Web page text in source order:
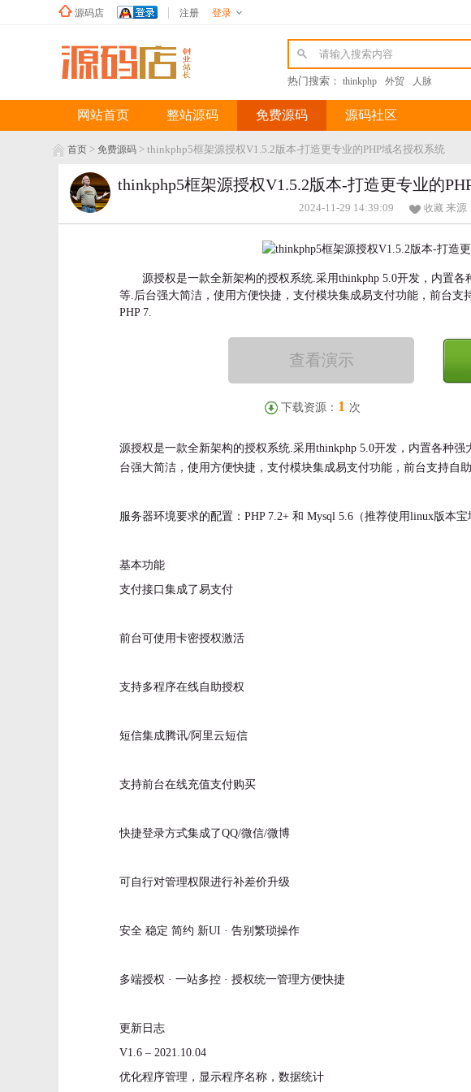
源码店 注册 登录
热门搜索： thinkphp 外贸 人脉
网站首页 整站源码 免费源码 源码社区
首页 > 免费源码 > thinkphp5框架源授权V1.5.2版本-打造更专业的PHP域名授权系统
thinkphp5框架源授权V1.5.2版本-打造更专业的
2024-11-29 14:39:09 收藏 来源
源授权是一款全新架构的授权系统.采用thinkphp 5.0开发，内置
等.后台强大简洁，使用方便快捷，支付模块集成易支付功能，前台支
PHP 7.
查看演示
下载资源： 1 次
源授权是一款全新架构的授权系统.采用thinkphp 5.0开发，内置各种
台强大简洁，使用方便快捷，支付模块集成易支付功能，前台支持自
服务器环境要求的配置：PHP 7.2+ 和 Mysql 5.6（推荐使用linux版本宝
基本功能
支付接口集成了易支付
前台可使用卡密授权激活
支持多程序在线自助授权
短信集成腾讯/阿里云短信
支持前台在线充值支付购买
快捷登录方式集成了QQ/微信/微博
可自行对管理权限进行补差价升级
安全 稳定 简约 新UI · 告别繁琐操作
多端授权 · 一站多控 · 授权统一管理方便快捷
更新日志
V1.6 – 2021.10.04
优化程序管理，显示程序名称，数据统计